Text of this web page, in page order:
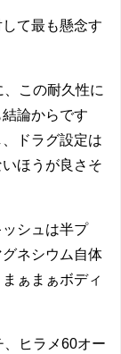
て最も懸念す
この耐久性に
論からです
ドラグ設定は
ほうが良さそ
シュは半プ
ネシウム自体
ぁまぁボディ
ヒラメ60オー